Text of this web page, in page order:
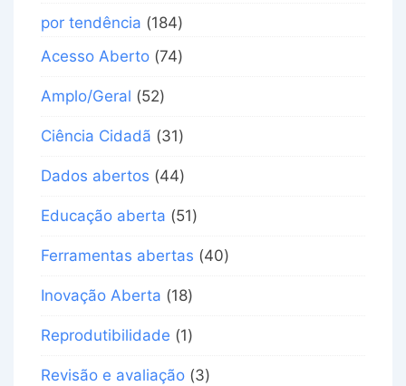
por tendência (184)
Acesso Aberto (74)
Amplo/Geral (52)
Ciência Cidadã (31)
Dados abertos (44)
Educação aberta (51)
Ferramentas abertas (40)
Inovação Aberta (18)
Reprodutibilidade (1)
Revisão e avaliação (3)